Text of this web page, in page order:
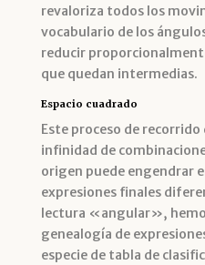
revaloriza todos los
vocabulario de los
reducir
que quedan intermedias.
Espacio cuadrado
Este proceso de recorrido
infinidad de
origen puede engendrar
expresiones finales
lectura «angular»,
genealogía de
especie de tabla de